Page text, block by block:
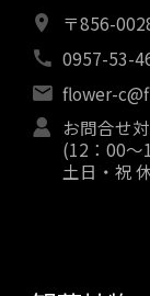
〒856-
0957-53-
flower-
お問合せ
(12：00～
土日・祝